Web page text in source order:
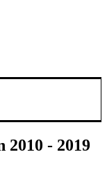
2010 - 2019